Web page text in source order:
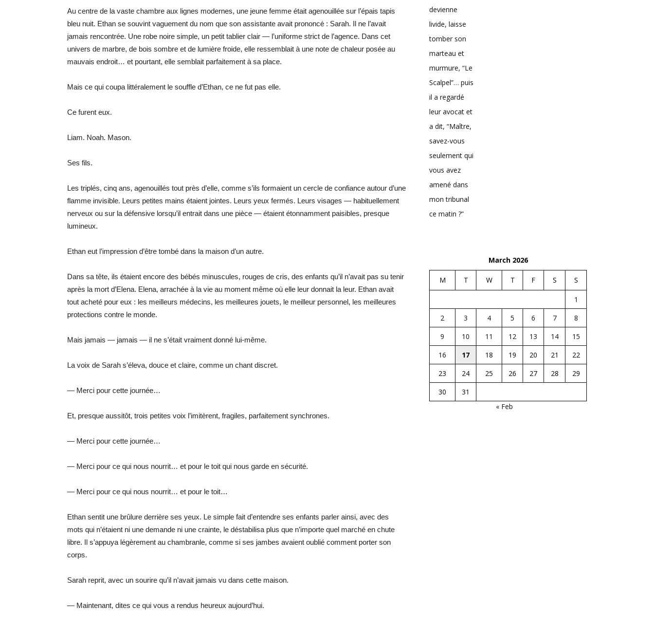
Au centre de la vaste chambre aux lignes modernes, une jeune femme était agenouillée sur l’épais tapis
bleu nuit. Ethan se souvint vaguement du nom que son assistante avait prononcé : Sarah. Il ne l’avait
jamais rencontrée. Une robe noire simple, un petit tablier clair — l’uniforme strict de l’agence. Dans cet
univers de marbre, de bois sombre et de lumière froide, elle ressemblait à une note de chaleur posée au
mauvais endroit… et pourtant, elle semblait parfaitement à sa place.
Mais ce qui coupa littéralement le souffle d’Ethan, ce ne fut pas elle.
Ce furent eux.
Liam. Noah. Mason.
Ses fils.
Les triplés, cinq ans, agenouillés tout près d’elle, comme s’ils formaient un cercle de confiance autour d’une
flamme invisible. Leurs petites mains étaient jointes. Leurs yeux fermés. Leurs visages — habituellement
nerveux ou sur la défensive lorsqu’il entrait dans une pièce — étaient étonnamment paisibles, presque
lumineux.
Ethan eut l’impression d’être tombé dans la maison d’un autre.
Dans sa tête, ils étaient encore des bébés minuscules, rouges de cris, des enfants qu’il n’avait pas su tenir
après la mort d’Elena. Elena, arrachée à la vie au moment même où elle leur donnait la leur. Ethan avait
tout acheté pour eux : les meilleurs médecins, les meilleures jouets, le meilleur personnel, les meilleures
protections contre le monde.
Mais jamais — jamais — il ne s’était vraiment donné lui-même.
La voix de Sarah s’éleva, douce et claire, comme un chant discret.
— Merci pour cette journée…
Et, presque aussitôt, trois petites voix l’imitèrent, fragiles, parfaitement synchrones.
— Merci pour cette journée…
— Merci pour ce qui nous nourrit… et pour le toit qui nous garde en sécurité.
— Merci pour ce qui nous nourrit… et pour le toit…
Ethan sentit une brûlure derrière ses yeux. Le simple fait d’entendre ses enfants parler ainsi, avec des
mots qui n’étaient ni une demande ni une crainte, le déstabilisa plus que n’importe quel marché en chute
libre. Il s’appuya légèrement au chambranle, comme si ses jambes avaient oublié comment porter son
corps.
Sarah reprit, avec un sourire qu’il n’avait jamais vu dans cette maison.
— Maintenant, dites ce qui vous a rendus heureux aujourd’hui.
devienne
livide, laisse
tomber son
marteau et
murmure, “Le
Scalpel”… puis
il a regardé
leur avocat et
a dit, “Maître,
savez-vous
seulement qui
vous avez
amené dans
mon tribunal
ce matin ?”
March 2026
M T W T F S S
1
2
3 4 5 6 7
8
9
10 11 12 13 14
15
16
17 18 19 20 21
22
23
24 25 26 27 28
29
30
31
« Feb